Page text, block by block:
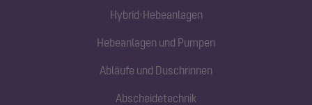
Hybrid-Hebeanlagen
Hebeanlagen und Pumpen
Abläufe und Duschrinnen
Abscheidetechnik